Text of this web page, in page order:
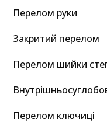
Перелом руки
Закритий перелом
Перелом шийки
Перелом ключиці